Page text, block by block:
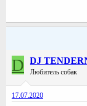
D DJ
Любитель собак
17.07.2020